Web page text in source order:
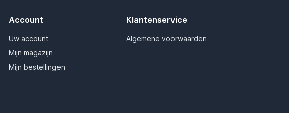
Account
Uw account
Mijn magazijn
Mijn bestellingen
Klantenservice
Algemene voorwaarden